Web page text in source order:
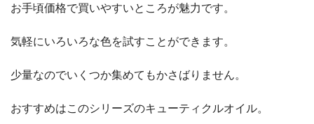
お手頃価格で買いやすいところが魅力です。
気軽にいろいろな色を試すことができます。
少量なのでいくつか集めてもかさばりません。
おすすめはこのシリーズのキューティクルオイル。